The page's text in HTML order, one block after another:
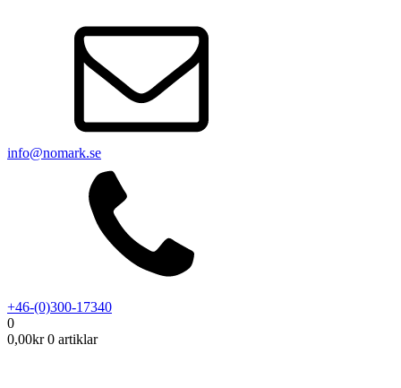
info@nomark.se
+46-(0)300-17340
0
0,00kr 0 artiklar